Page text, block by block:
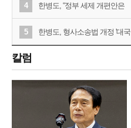
4 한병도, “정부 세제 개편안은
5 한병도, 형사소송법 개정 '대국
칼럼